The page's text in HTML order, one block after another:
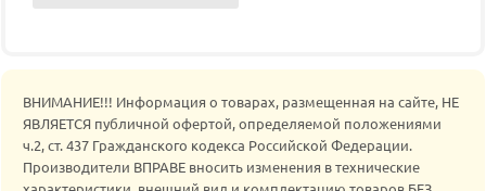
ВНИМАНИЕ!!! Информация о товарах, размещенная на сайте, НЕ
ЯВЛЯЕТСЯ публичной офертой, определяемой положениями
ч.2, ст. 437 Гражданского кодекса Российской Федерации.
Производители ВПРАВЕ вносить изменения в технические